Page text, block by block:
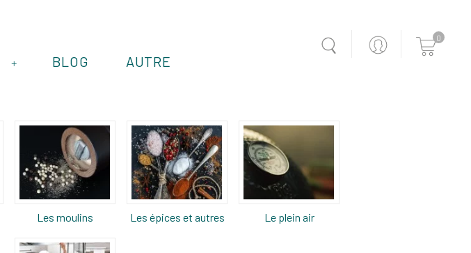
0
+ BLOG AUTRE
Les moulins Les épices et autres Le plein air